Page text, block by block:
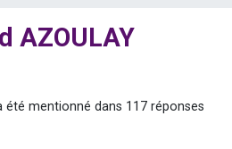
AZOULAY
été mentionné dans 117 réponses